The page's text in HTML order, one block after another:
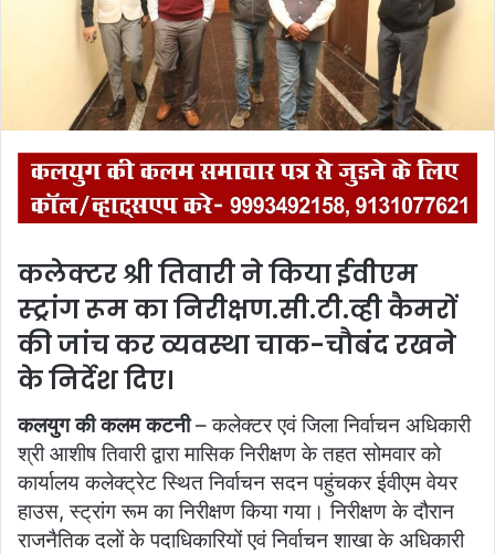
a
i
l
कलेक्टर श्री तिवारी ने किया ईवीएम
स्ट्रांग रूम का निरीक्षण.सी.टी.व्ही कैमरों
की जांच कर व्यवस्था चाक-चौबंद रखने
के निर्देश दिए।
कलयुग की कलम कटनी– कलेक्टर एवं जिला निर्वाचन अधिकारी
श्री आशीष तिवारी द्वारा मासिक निरीक्षण के तहत सोमवार को
कार्यालय कलेक्ट्रेट स्थित निर्वाचन सदन पहुंचकर ईवीएम वेयर
हाउस, स्ट्रांग रूम का निरीक्षण किया गया। निरीक्षण के दौरान
राजनैतिक दलों के पदाधिकारियों एवं निर्वाचन शाखा के अधिकारी